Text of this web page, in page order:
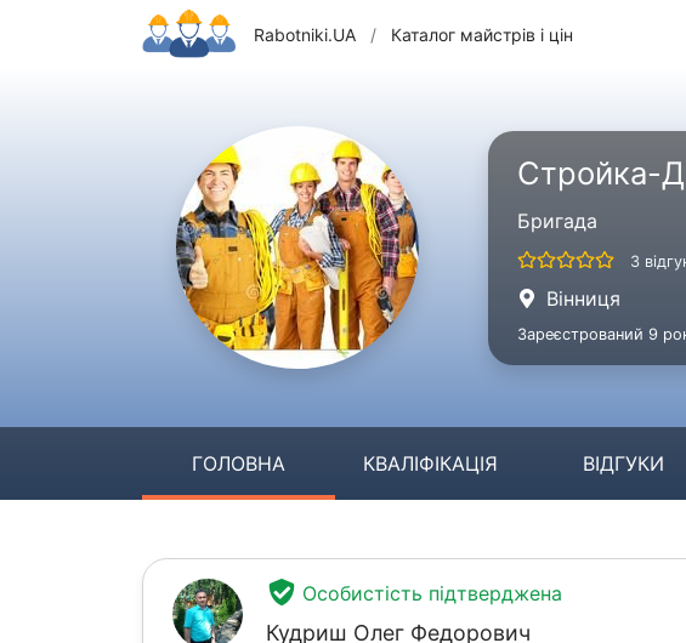
Rabotniki.UA / Каталог майстрів і цін
Стройка-
Бригада
3
Вінниця
Зареєстрований 9
ГОЛОВНА КВАЛІФІКАЦІЯ ВІДГУКИ
Особистість підтверджена
Кудриш Олег Федорович